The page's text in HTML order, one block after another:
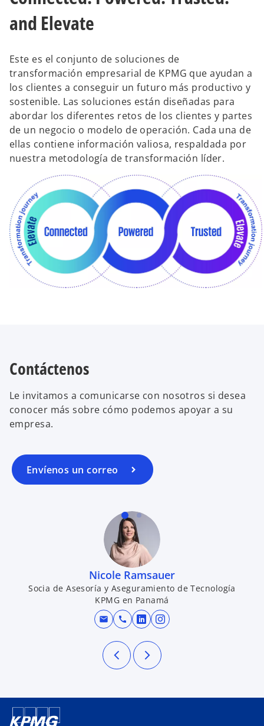
and Elevate
Este es el conjunto de soluciones de
transformación empresarial de KPMG que ayudan a
los clientes a conseguir un futuro más productivo y
sostenible. Las soluciones están diseñadas para
abordar los diferentes retos de los clientes y partes
de un negocio o modelo de operación. Cada una de
ellas contiene información valiosa, respaldada por
nuestra metodología de transformación líder.
Contáctenos
Le invitamos a comunicarse con nosotros si desea
conocer más sobre cómo podemos apoyar a su
empresa.
Envíenos un correo
Nicole Ramsauer
Socia de Asesoría y Aseguramiento de Tecnología
KPMG en Panamá
mail call se abre en una pestaña
se abre en una